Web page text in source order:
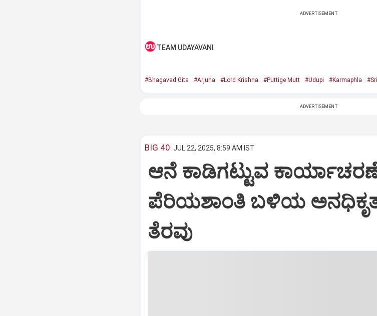
ADVERTISEMENT
TEAM UDAYAVANI
#Bhagavad Gita #Arjuna #Lord Krishna #Puttige Mutt #Udupi #Karmaphla
ADVERTISEMENT
BIG 40 JUL 22, 2025, 8:59 AM IST
ಆನೆ ಕಾಡಿಗಟ್ಟುವ
ಪೆರಿಯಶಾಂತಿ ಬಳಿಯ
ತೆರವು